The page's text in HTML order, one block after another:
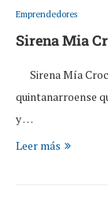
Emprendedores
Sirena Mia
Sirena Mía
quintanarroense
y …
Leer más